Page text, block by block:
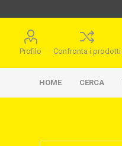
Profilo Confronta i prodotti
HOME CERCA